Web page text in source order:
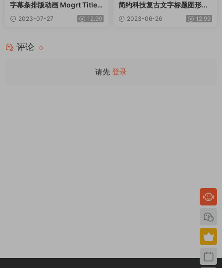
字幕条排版动画 Mogrt Titles
V8.1.22023-07-27 12.99
简约科技复古文字标题图形排
版动画 20 in 1
2023-06-26 12.99
评论 0
请先 登录